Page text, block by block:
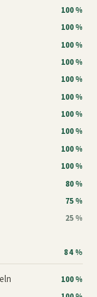
100 %
100 %
100 %
100 %
100 %
100 %
100 %
100 %
100 %
100 %
80 %
75 %
25 %
84 %
100 %